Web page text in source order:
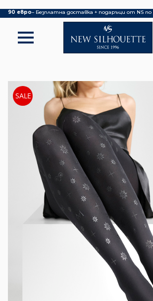
90 евро– Безплатна доставка + подаръци от NS
SALE